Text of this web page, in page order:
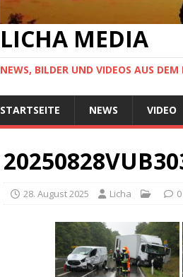
LICHA MEDIA
NEWS, BILDER UND VIDEOS AUS DEM
STARTSEITE NEWS VIDEO
28. August 2025 Licha 0